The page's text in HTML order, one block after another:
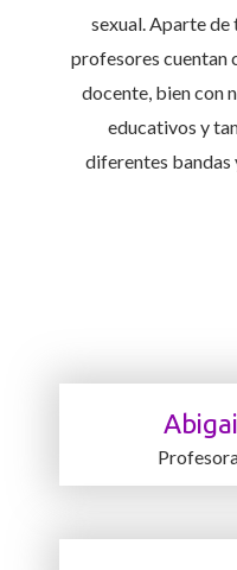
sexual. Aparte
profesores cuentan
docente, bien con
educativos y
diferentes bandas